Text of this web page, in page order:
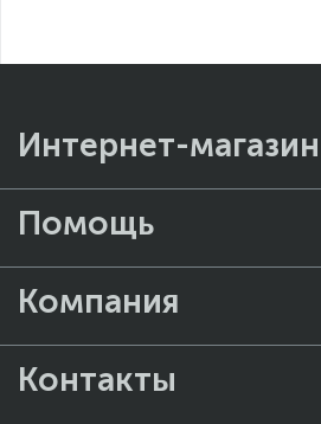
Интернет-магазин
Помощь
Компания
Контакты